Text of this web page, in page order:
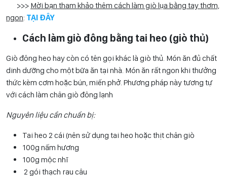
>>> Mời bạn tham khảo thêm cách làm giò lụa bằng tay thơm,
ngon: TẠI ĐÂY
Cách làm giò đông bằng tai heo (giò thủ)
Giò đông heo hay còn có tên gọi khác là giò thủ. Món ăn đủ chất
dinh dưỡng cho một bữa ăn tại nhà. Món ăn rất ngon khi thưởng
thức kèm cơm hoặc bún, miến phở. Phương pháp này tương tự
với cách làm chân giò đông lạnh
Nguyên liệu cần chuẩn bị:
Tai heo 2 cái (nên sử dụng tai heo hoặc thịt chân giò
100g nấm hương
100g mộc nhĩ
2 gói thạch rau câu